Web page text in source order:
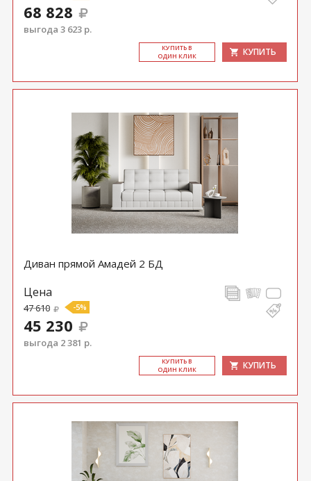
68 828
выгода 3 623 р.
КУ­ПИТЬ В
ОДИН КЛИК
КУПИТЬ
Диван прямой Амадей 2 БД
Цена
47 610 -5%
45 230
выгода 2 381 р.
КУ­ПИТЬ В
ОДИН КЛИК
КУПИТЬ